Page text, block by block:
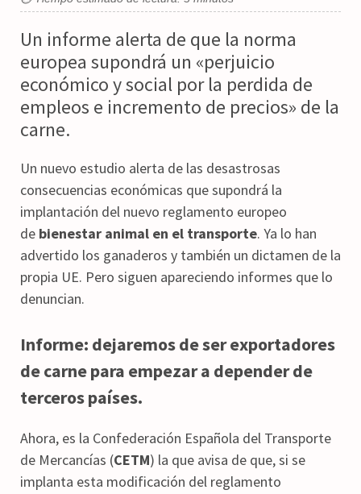
Un informe alerta de que la norma
europea supondrá un «perjuicio
económico y social por la perdida de
empleos e incremento de precios» de la
carne.
Un nuevo estudio alerta de las desastrosas
consecuencias económicas que supondrá la
implantación del nuevo reglamento europeo
de bienestar animal en el transporte. Ya lo han
advertido los ganaderos y también un dictamen de la
propia UE. Pero siguen apareciendo informes que lo
denuncian.
Informe: dejaremos de ser exportadores
de carne para empezar a depender de
terceros países.
Ahora, es la Confederación Española del Transporte
de Mercancías (CETM) la que avisa de que, si se
implanta esta modificación del reglamento